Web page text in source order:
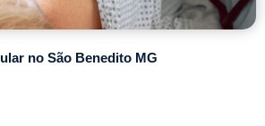
no São Benedito MG